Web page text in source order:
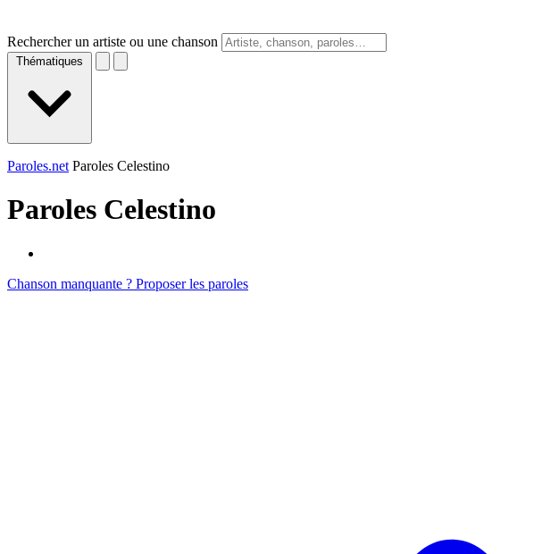
Rechercher un artiste ou une chanson
Thématiques
Paroles.net Paroles Celestino
Paroles Celestino
Chanson manquante ? Proposer les paroles